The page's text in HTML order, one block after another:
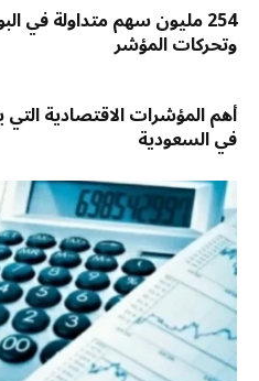
254 مليون سهم متداولة في
وتحركات المؤشر
أهم المؤشرات الاقتصادية
في السعودية